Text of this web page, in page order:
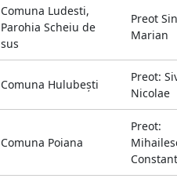
Comuna Ludesti,
Parohia Scheiu de
sus
Preot
Marian
Comuna Hulubeşti
Preot:
Nicolae
Comuna Poiana
Preot: